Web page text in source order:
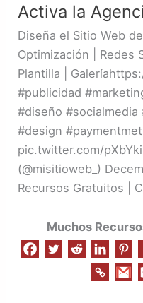
Activa la
Diseña el Sitio Web
Optimización | Redes
Plantilla |
#publicidad
#diseño
#design
pic.twitter.com/
(@misitioweb_)
Recursos Gratuitos |
Muchos
Agencia
en
Línea